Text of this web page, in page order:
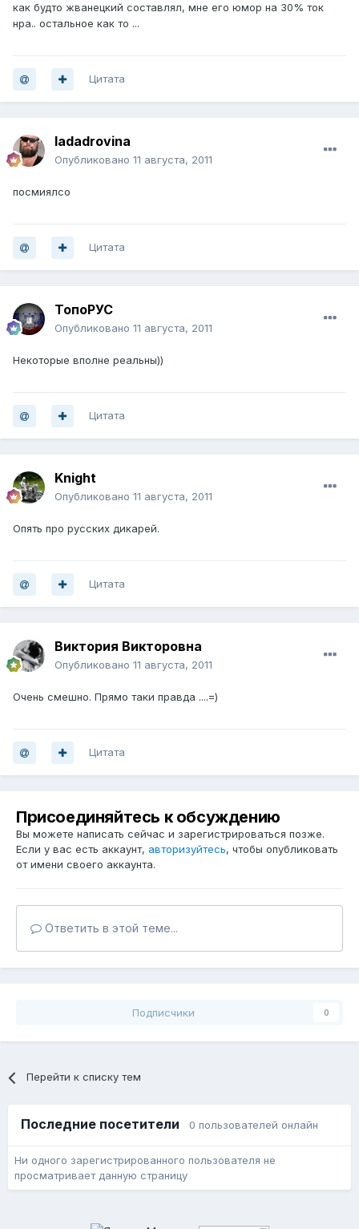
как будто жванецкий составлял, мне его юмор на 30% ток
нра.. остальное как то ...
Цитата
ladadrovina
Опубликовано 11 августа, 2011
посмиялсо
Цитата
ТопоРУС
Опубликовано 11 августа, 2011
Некоторые вполне реальны))
Цитата
Knight
Опубликовано 11 августа, 2011
Опять про русских дикарей.
Цитата
Виктория Викторовна
Опубликовано 11 августа, 2011
Очень смешно. Прямо таки правда ....=)
Цитата
Присоединяйтесь к обсуждению
Вы можете написать сейчас и зарегистрироваться позже.
Если у вас есть аккаунт, авторизуйтесь, чтобы опубликовать
от имени своего аккаунта.
Ответить в этой теме...
Подписчики 0
Перейти к списку тем
Последние посетители 0 пользователей онлайн
Ни одного зарегистрированного пользователя не
просматривает данную страницу